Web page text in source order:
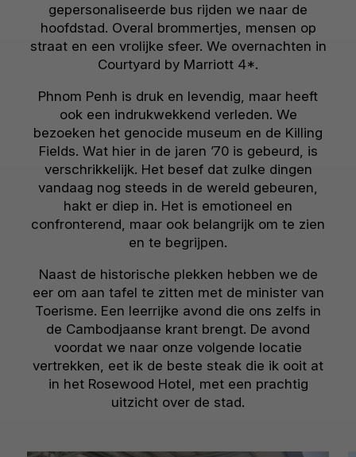
gepersonaliseerde bus rijden we naar de
hoofdstad. Overal brommertjes, mensen op
straat en een vrolijke sfeer. We overnachten in
Courtyard by Marriott 4*.
Phnom Penh is druk en levendig, maar heeft
ook een indrukwekkend verleden. We
bezoeken het genocide museum en de Killing
Fields. Wat hier in de jaren ’70 is gebeurd, is
verschrikkelijk. Het besef dat zulke dingen
vandaag nog steeds in de wereld gebeuren,
hakt er diep in. Het is emotioneel en
confronterend, maar ook belangrijk om te zien
en te begrijpen.
Naast de historische plekken hebben we de
eer om aan tafel te zitten met de minister van
Toerisme. Een leerrijke avond die ons zelfs in
de Cambodjaanse krant brengt. De avond
voordat we naar onze volgende locatie
vertrekken, eet ik de beste steak die ik ooit at
in het Rosewood Hotel, met een prachtig
uitzicht over de stad.